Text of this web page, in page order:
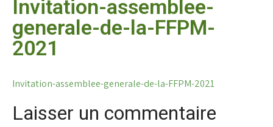
Invitation-assemblee-
generale-de-la-FFPM-
2021
Invitation-assemblee-generale-de-la-FFPM-2021
Laisser un commentaire